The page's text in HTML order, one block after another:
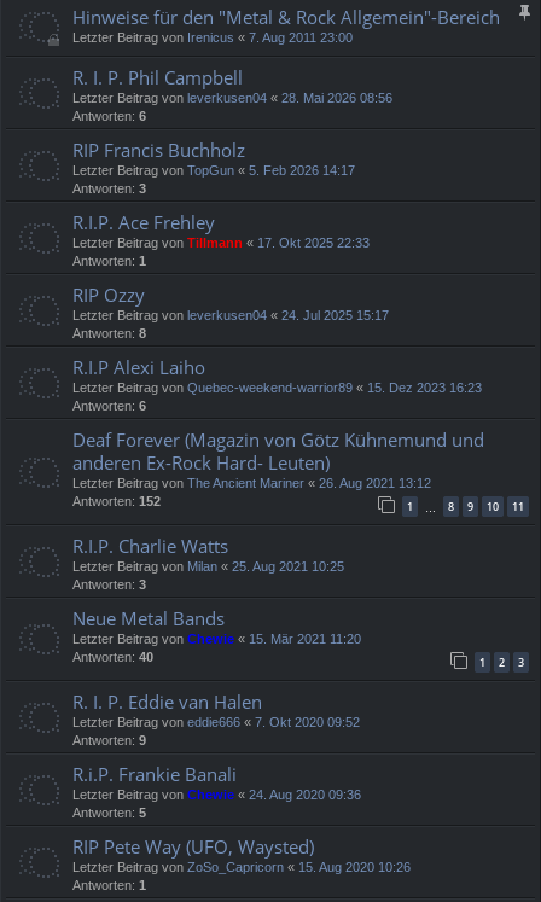
Hinweise für den "Metal & Rock Allgemein"-Bereich
Letzter Beitrag von Irenicus « 7. Aug 2011 23:00
R. I. P. Phil Campbell
Letzter Beitrag von leverkusen04 « 28. Mai 2026 08:56
Antworten: 6
RIP Francis Buchholz
Letzter Beitrag von TopGun « 5. Feb 2026 14:17
Antworten: 3
R.I.P. Ace Frehley
Letzter Beitrag von Tillmann « 17. Okt 2025 22:33
Antworten: 1
RIP Ozzy
Letzter Beitrag von leverkusen04 « 24. Jul 2025 15:17
Antworten: 8
R.I.P Alexi Laiho
Letzter Beitrag von Quebec-weekend-warrior89 « 15. Dez 2023 16:23
Antworten: 6
Deaf Forever (Magazin von Götz Kühnemund und
anderen Ex-Rock Hard- Leuten)
Letzter Beitrag von The Ancient Mariner « 26. Aug 2021 13:12
Antworten: 152 1 8 9 10 11
R.I.P. Charlie Watts
Letzter Beitrag von Milan « 25. Aug 2021 10:25
Antworten: 3
Neue Metal Bands
Letzter Beitrag von Chewie « 15. Mär 2021 11:20
Antworten: 40 1 2 3
R. I. P. Eddie van Halen
Letzter Beitrag von eddie666 « 7. Okt 2020 09:52
Antworten: 9
R.i.P. Frankie Banali
Letzter Beitrag von Chewie « 24. Aug 2020 09:36
Antworten: 5
RIP Pete Way (UFO, Waysted)
Letzter Beitrag von ZoSo_Capricorn « 15. Aug 2020 10:26
Antworten: 1